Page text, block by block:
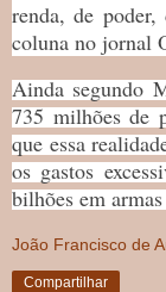
renda, de poder,
coluna no jornal
Ainda segundo
735 milhões de
que essa
os gastos
bilhões em
João Francisco de
Compartilhar